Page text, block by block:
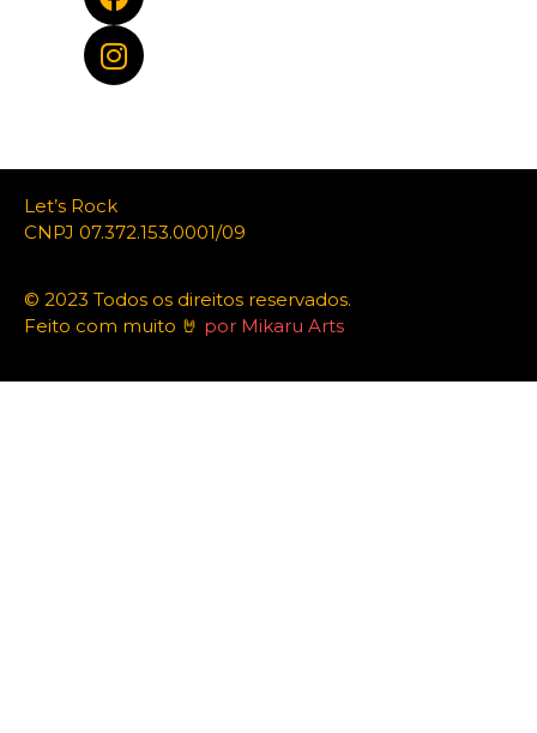
Let’s Rock
CNPJ 07.372.153.0001/09
© 2023 Todos os direitos reservados.
Feito com muito 🤘 por Mikaru Arts